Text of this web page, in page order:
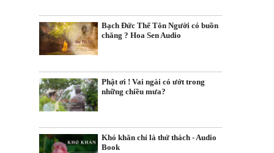
Bạch Đức Thế Tôn Người có buồn
chăng ? Hoa Sen Audio
Phật ơi ! Vai ngài có ướt trong
những chiều mưa?
Khó khăn chỉ là thử thách - Audio
Book